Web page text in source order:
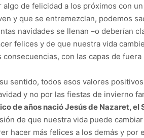
algo de felicidad a los próximos con
y que se entremezclan, podemos
navidades se llenan –o deberían
felices y de que nuestra vida
con las capas de
sentido, todos esos valores
y no por las fiestas de invierno
de años nació Jesús de Nazaret,
de que nuestra vida puede
hacer más felices a los demás y